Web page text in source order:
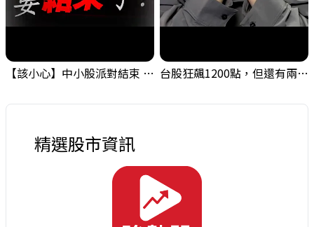
【該小心】中小股派對結束 ? 關鍵訊號都指向... 台股狂飆1200點，但還有兩關沒過｜Mr.Jimmy高志銘 #台股 #期貨 #加權指數
精選股市資訊